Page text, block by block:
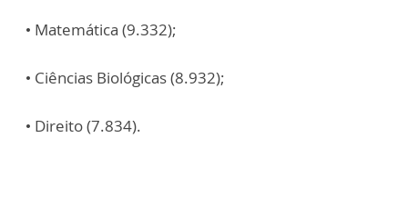
• Matemática (9.332);
• Ciências Biológicas (8.932);
• Direito (7.834).